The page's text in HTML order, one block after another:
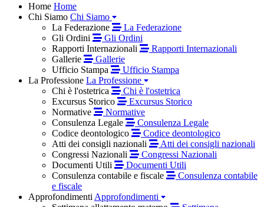
Home Home
Chi Siamo Chi Siamo
La Federazione
La Federazione
Gli Ordini
Gli Ordini
Rapporti Internazionali
Rapporti Internazionali
Gallerie
Gallerie
Ufficio Stampa
Ufficio Stampa
La Professione La Professione
Chi è l'ostetrica
Chi è l'ostetrica
Excursus Storico
Excursus Storico
Normative
Normative
Consulenza Legale
Consulenza Legale
Codice deontologico
Codice deontologico
Atti dei consigli nazionali
Atti dei consigli nazionali
Congressi Nazionali
Congressi Nazionali
Documenti Utili
Documenti Utili
Consulenza contabile e fiscale
Consulenza contabile
e fiscale
Approfondimenti Approfondimenti